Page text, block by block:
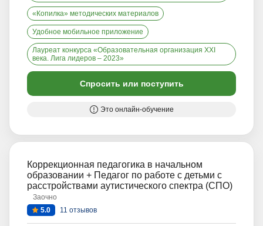
«Копилка» методических материалов
Удобное мобильное приложение
Лауреат конкурса «Образовательная организация XXI
века. Лига лидеров – 2023»
Спросить или поступить
Это онлайн-обучение
Коррекционная педагогика в начальном
образовании + Педагог по работе с детьми с
расстройствами аутистического спектра (СПО)
Заочно
5.0
11 отзывов